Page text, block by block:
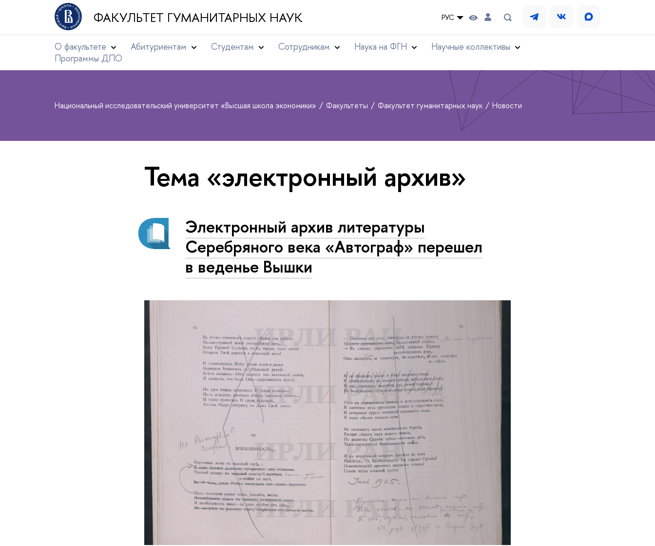
ФАКУЛЬТЕТ ГУМАНИТАРНЫХ НАУК РУС
О факультете Абитуриентам Студентам Сотрудникам Наука на ФГН
Научные коллективы
Программы ДПО
Национальный исследовательский университет «Высшая школа экономики» Факультеты Факультет гуманитарных наук Новости
Тема «электронный архив»
Электронный архив литературы
Серебряного века «Автограф» перешел
в веденье Вышки